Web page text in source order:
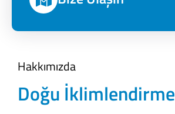
Hakkımızda
Doğu İklimlendirme